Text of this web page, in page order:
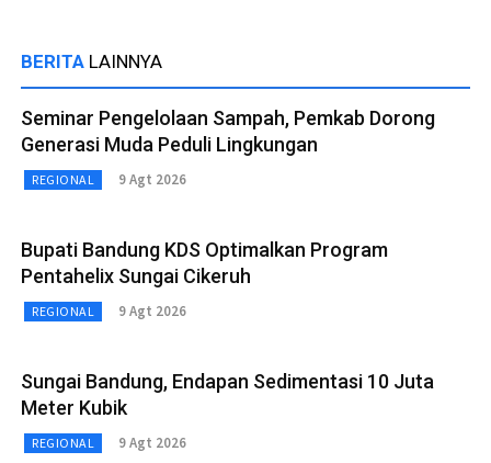
BERITA LAINNYA
Seminar Pengelolaan Sampah, Pemkab Dorong
Generasi Muda Peduli Lingkungan
REGIONAL 9 Agt 2026
Bupati Bandung KDS Optimalkan Program
Pentahelix Sungai Cikeruh
REGIONAL 9 Agt 2026
Sungai Bandung, Endapan Sedimentasi 10 Juta
Meter Kubik
REGIONAL 9 Agt 2026